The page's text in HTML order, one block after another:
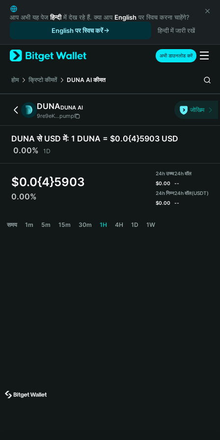
English
日本語
Русский
Español (Latinoamérica)
Türkçe
Italiano
Deutsch
简体中文
繁體中文
Português (Portugal)
Bahasa Indonesia
Español
आप अभी यह पेजहिन्दीमें देख रहे हैं. क्या आप English पर स्विच करना चाहेंगे?
English पर स्विच करें
हिन्दी में जारी रखें
अभी डाउनलोड करें
होम क्रिप्टो कीमतें DUNA AI कीमत
DUNADUNA AI
9re9eK...pump
जोखिम
DUNA से USD में: 1 DUNA = $0.0{4}5903 USD
0.00%
1D
$0.0{4}5903
0.00%
24h उच्च
$0.00
24h निम्न
$0.00
24h वॉल
--
24h वॉल(USDT)
--
समय 1m 5m 15m 30m 1H 4H 1D 1W